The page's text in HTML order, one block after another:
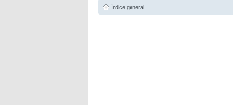
Índice general